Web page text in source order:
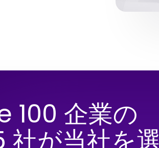
100 企業の
社が当社を選